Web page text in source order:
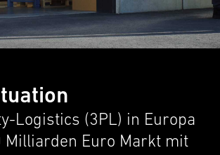
Logistics (3PL) in Europa
Milliar­den Euro Markt mit